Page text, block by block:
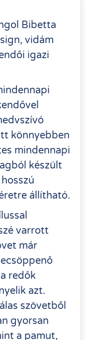
Bibetta
vidám
igazi
könnyebben
mindennapi
készült
állítható.
varrott
már
redők
azt.
szövetből
gyorsan
a pamut,